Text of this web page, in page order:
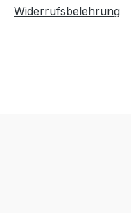
Widerrufsbelehrung